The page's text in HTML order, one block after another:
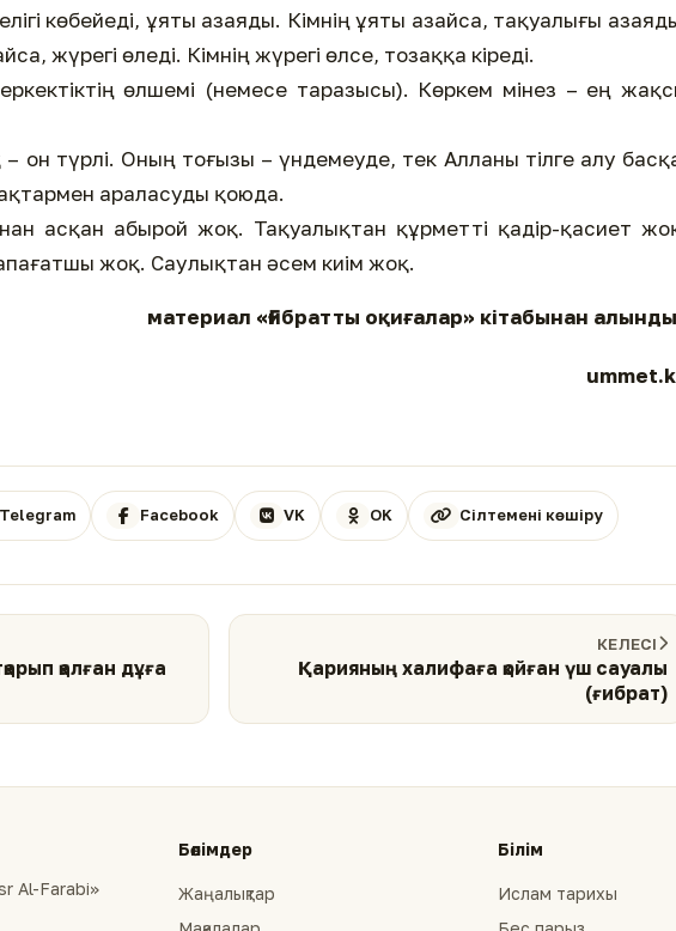
көбейеді, ұяты азаяды. Кімнің ұяты азайса, тақуалығы
жүрегі өледі. Кімнің жүрегі өлсе, тозаққа кіреді.
өлшемі (немесе таразысы). Көркем мінез – ең
он түрлі. Оның тоғызы – үндемеуде, тек Алланы тілге алу
араласуды қоюда.
асқан абырой жоқ. Тақуалықтан құрметті қадір-қасиет
жоқ. Саулықтан әсем киім жоқ.
материал «Ғибратты оқиғалар» кітабынан
Telegram Facebook VK OK Сілтемені көшіру
қалған дұға
КЕЛЕСІ
Қарияның халифаға қойған үш сауалы
(ғибрат)
Al-Farabi»
Бөлімдер
Жаңалықтар
Білім
Ислам тарихы